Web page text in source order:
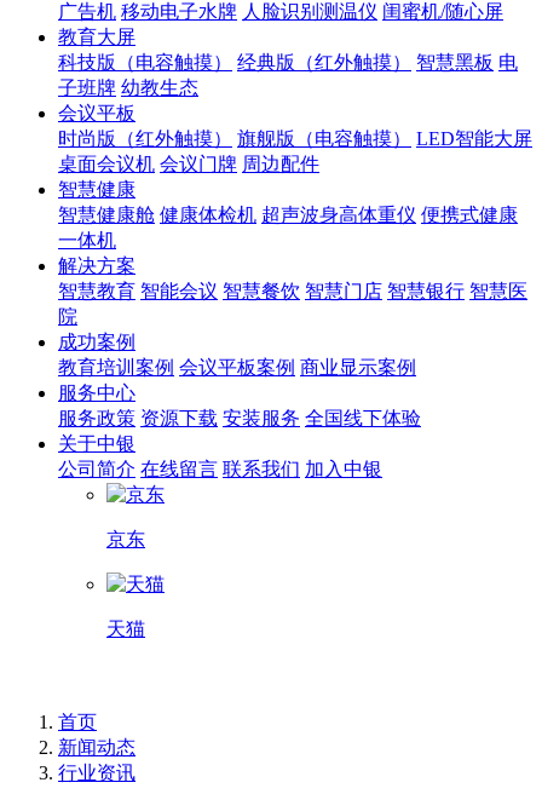
广告机 移动电子水牌 人脸识别测温仪 闺蜜机/随心屏
教育大屏
科技版（电容触摸）
经典版（红外触摸） 智慧黑板 电
子班牌 幼教生态
会议平板
时尚版（红外触摸）
旗舰版（电容触摸）
LED智能大屏
桌面会议机 会议门牌 周边配件
智慧健康
智慧健康舱 健康体检机 超声波身高体重仪 便携式健康
一体机
解决方案
智慧教育 智能会议 智慧餐饮 智慧门店 智慧银行 智慧医
院
成功案例
教育培训案例 会议平板案例 商业显示案例
服务中心
服务政策 资源下载 安装服务 全国线下体验
关于中银
公司简介 在线留言 联系我们 加入中银
京东
天猫
首页
新闻动态
行业资讯